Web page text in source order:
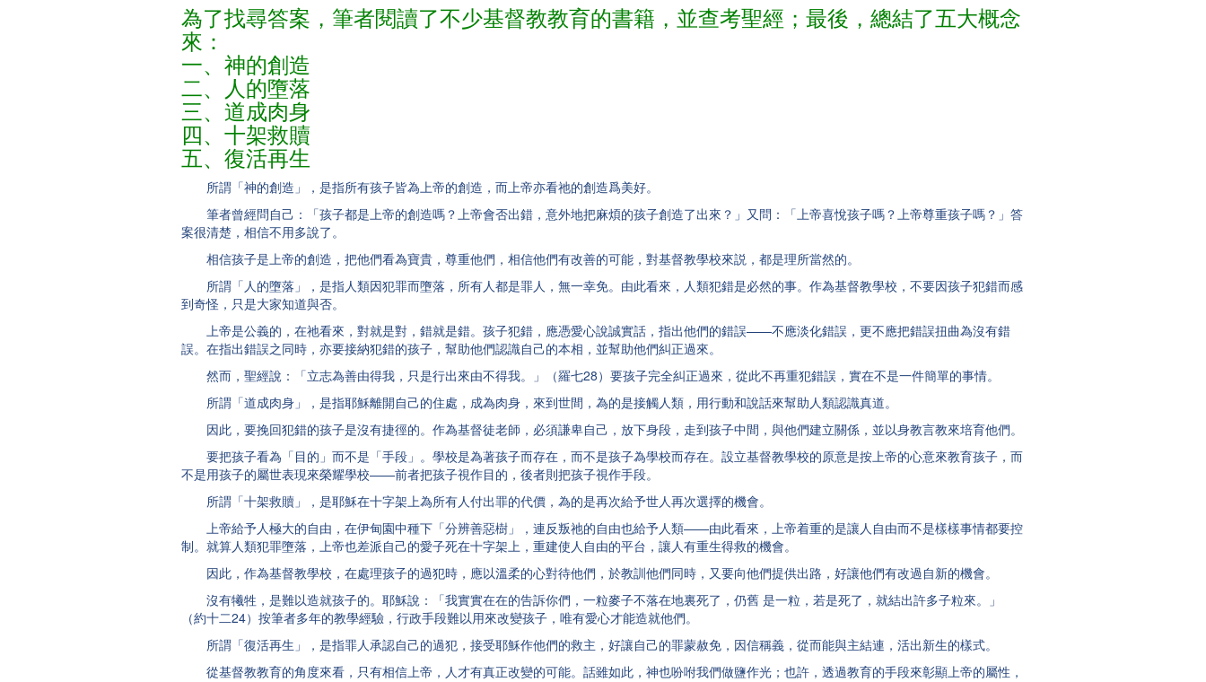
為了找尋答案，筆者閱讀了不少基督教教育的書籍，並查考聖經；最後，總結了五大概念
來：
一、神的創造
二、人的墮落
三、道成肉身
四、十架救贖
五、復活再生
所謂「神的創造」，是指所有孩子皆為上帝的創造，而上帝亦看祂的創造爲美好。
筆者曾經問自己：「孩子都是上帝的創造嗎？上帝會否出錯，意外地把麻煩的孩子創造了出來？」又問：「上帝喜悅孩子嗎？上帝尊重孩子嗎？」答
案很清楚，相信不用多說了。
相信孩子是上帝的創造，把他們看為寶貴，尊重他們，相信他們有改善的可能，對基督教學校來説，都是理所當然的。
所謂「人的墮落」，是指人類因犯罪而墮落，所有人都是罪人，無一幸免。由此看來，人類犯錯是必然的事。作為基督教學校，不要因孩子犯錯而感
到奇怪，只是大家知道與否。
上帝是公義的，在祂看來，對就是對，錯就是錯。孩子犯錯，應憑愛心說誠實話，指出他們的錯誤——不應淡化錯誤，更不應把錯誤扭曲為沒有錯
誤。在指出錯誤之同時，亦要接納犯錯的孩子，幫助他們認識自己的本相，並幫助他們糾正過來。
然而，聖經說：「立志為善由得我，只是行出來由不得我。」（羅七28）要孩子完全糾正過來，從此不再重犯錯誤，實在不是一件簡單的事情。
所謂「道成肉身」，是指耶穌離開自己的住處，成為肉身，來到世間，為的是接觸人類，用行動和說話來幫助人類認識真道。
因此，要挽回犯錯的孩子是沒有捷徑的。作為基督徒老師，必須謙卑自己，放下身段，走到孩子中間，與他們建立關係，並以身教言教來培育他們。
要把孩子看為「目的」而不是「手段」。學校是為著孩子而存在，而不是孩子為學校而存在。設立基督教學校的原意是按上帝的心意來教育孩子，而
不是用孩子的屬世表現來榮耀學校——前者把孩子視作目的，後者則把孩子視作手段。
所謂「十架救贖」，是耶穌在十字架上為所有人付出罪的代價，為的是再次給予世人再次選擇的機會。
上帝給予人極大的自由，在伊甸園中種下「分辨善惡樹」，連反叛祂的自由也給予人類——由此看來，上帝着重的是讓人自由而不是樣樣事情都要控
制。就算人類犯罪墮落，上帝也差派自己的愛子死在十字架上，重建使人自由的平台，讓人有重生得救的機會。
因此，作為基督教學校，在處理孩子的過犯時，應以溫柔的心對待他們，於教訓他們同時，又要向他們提供出路，好讓他們有改過自新的機會。
沒有犧牲，是難以造就孩子的。耶穌說：「我實實在在的告訴你們，一粒麥子不落在地裏死了，仍舊 是一粒，若是死了，就結出許多子粒來。」
（約十二24）按筆者多年的教學經驗，行政手段難以用來改變孩子，唯有愛心才能造就他們。
所謂「復活再生」，是指罪人承認自己的過犯，接受耶穌作他們的救主，好讓自己的罪蒙赦免，因信稱義，從而能與主結連，活出新生的樣式。
從基督教教育的角度來看，只有相信上帝，人才有真正改變的可能。話雖如此，神也吩咐我們做鹽作光；也許，透過教育的手段來彰顯上帝的屬性，